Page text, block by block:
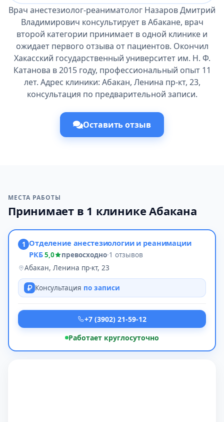
Врач анестезиолог-реаниматолог Назаров Дмитрий
Владимирович консультирует в Абакане, врач
второй категории принимает в одной клинике и
ожидает первого отзыва от пациентов. Окончил
Хакасский государственный университет им. Н. Ф.
Катанова в 2015 году, профессиональный опыт 11
лет. Адрес клиники: Абакан, Ленина пр-кт, 23,
консультация по предварительной записи.
Оставить отзыв
МЕСТА РАБОТЫ
Принимает в 1 клинике Абакана
1 Отделение анестезиологии и реанимации
РКБ5,0 превосходно·1 отзывов
Абакан, Ленина пр-кт, 23
Консультация по записи
+7 (3902) 21-59-12
Работает круглосуточно